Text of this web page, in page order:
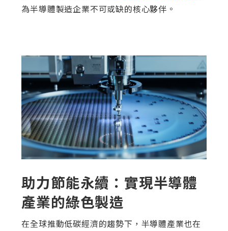
為半導體製造企業不可或缺的核心夥伴。
助力節能永續：實現半導體
產業的綠色製造
在全球推動低碳經濟的趨勢下，半導體產業也在